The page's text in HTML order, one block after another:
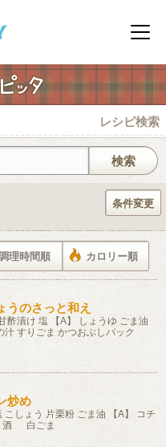
メニ
レシピ検索
条件変更
理時間順 カロリー順
うのさっと和え
酢漬け 塩 【A】 しょうゆ ごま油
汁 すりごま かつおぶしパック
炒め
こしょう 片栗粉 ごま油 【A】 コチ
酒 白ごま